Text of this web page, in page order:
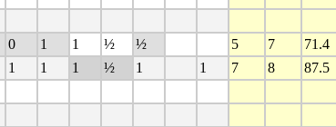
0 1 1 ½ ½ 5 7
71.4
1 1 1 ½ 1 1 7 8
87.5